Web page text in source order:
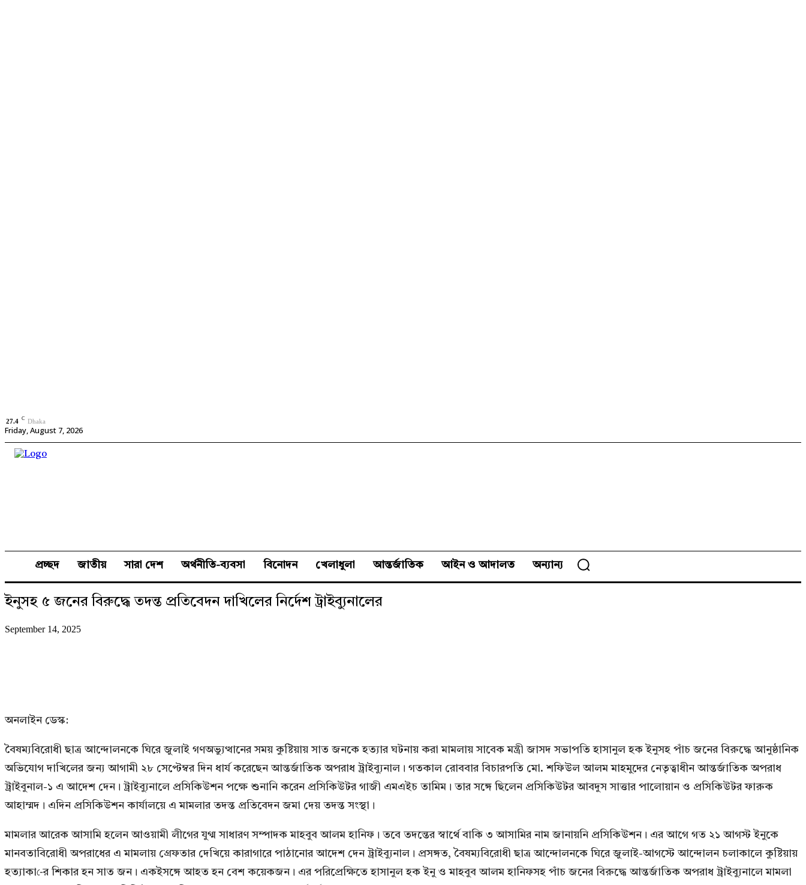
27.4 C Dhaka
Friday, August 7, 2026
প্রচ্ছদ জাতীয় সারা দেশ অর্থনীতি-ব্যবসা বিনোদন খেলাধুলা আন্তর্জাতিক আইন ও আদালত অন্যান্য
ইনুসহ ৫ জনের বিরুদ্ধে তদন্ত প্রতিবেদন দাখিলের নির্দেশ ট্রাইব্যুনালের
September 14, 2025
অনলাইন ডেস্ক:
বৈষম্যবিরোধী ছাত্র আন্দোলনকে ঘিরে জুলাই গণঅভ্যুত্থানের সময় কুষ্টিয়ায় সাত জনকে হত্যার ঘটনায় করা মামলায় সাবেক মন্ত্রী জাসদ সভাপতি হাসানুল হক ইনুসহ পাঁচ জনের বিরুদ্ধে আনুষ্ঠানিক
অভিযোগ দাখিলের জন্য আগামী ২৮ সেপ্টেম্বর দিন ধার্য করেছেন আন্তর্জাতিক অপরাধ ট্রাইব্যুনাল। গতকাল রোববার বিচারপতি মো. শফিউল আলম মাহমুদের নেতৃত্বাধীন আন্তর্জাতিক অপরাধ
ট্রাইবুনাল-১ এ আদেশ দেন। ট্রাইব্যুনালে প্রসিকিউশন পক্ষে শুনানি করেন প্রসিকিউটর গাজী এমএইচ তামিম। তার সঙ্গে ছিলেন প্রসিকিউটর আবদুস সাত্তার পালোয়ান ও প্রসিকিউটর ফারুক
আহাম্মদ। এদিন প্রসিকিউশন কার্যালয়ে এ মামলার তদন্ত প্রতিবেদন জমা দেয় তদন্ত সংস্থা।
মামলার আরেক আসামি হলেন আওয়ামী লীগের যুগ্ম সাধারণ সম্পাদক মাহবুব আলম হানিফ। তবে তদন্তের স্বার্থে বাকি ৩ আসামির নাম জানায়নি প্রসিকিউশন। এর আগে গত ২১ আগস্ট ইনুকে
মানবতাবিরোধী অপরাধের এ মামলায় গ্রেফতার দেখিয়ে কারাগারে পাঠানোর আদেশ দেন ট্রাইব্যুনাল। প্রসঙ্গত, বৈষম্যবিরোধী ছাত্র আন্দোলনকে ঘিরে জুলাই-আগস্টে আন্দোলন চলাকালে কুষ্টিয়ায়
হত্যাকা-ের শিকার হন সাত জন। একইসঙ্গে আহত হন বেশ কয়েকজন। এর পরিপ্রেক্ষিতে হাসানুল হক ইনু ও মাহবুব আলম হানিফসহ পাঁচ জনের বিরুদ্ধে আন্তর্জাতিক অপরাধ ট্রাইব্যুনালে মামলা